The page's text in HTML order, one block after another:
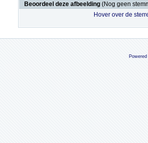
Beoordeel deze afbeelding (Nog geen
Hover over de